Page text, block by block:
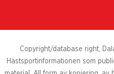
Copyright/database right,
Hästsportinformationen som